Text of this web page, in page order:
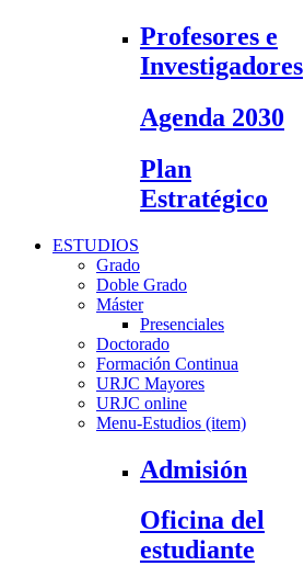
Profesores e
Investigadores
Agenda 2030
Plan
Estratégico
ESTUDIOS
Grado
Doble Grado
Máster
Presenciales
Doctorado
Formación Continua
URJC Mayores
URJC online
Menu-Estudios (item)
Admisión
Oficina del
estudiante